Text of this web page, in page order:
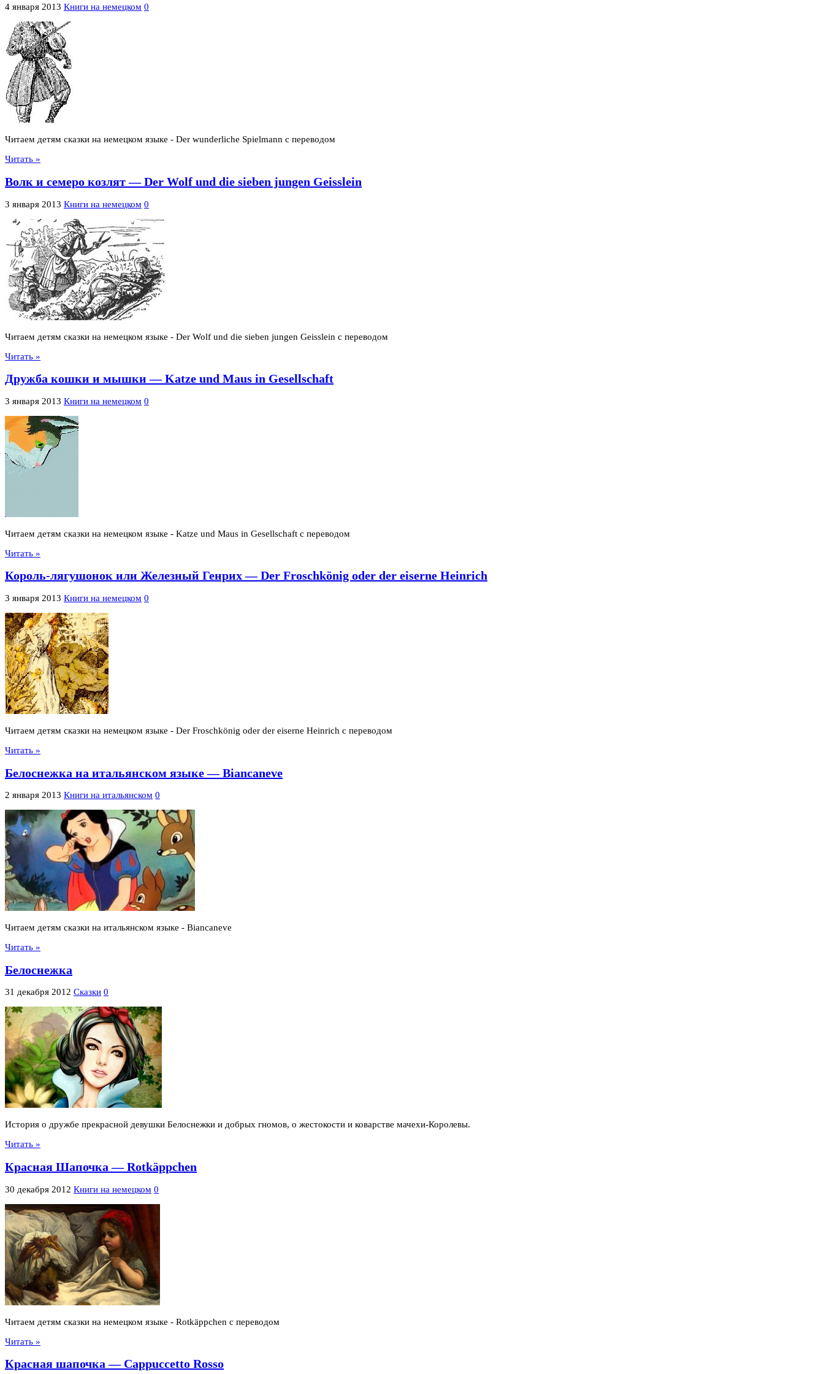
4 января 2013 Книги на немецком 0
Читаем детям сказки на немецком языке - Der wunderliche Spielmann с переводом
Читать »
Волк и семеро козлят — Der Wolf und die sieben jungen Geisslein
3 января 2013 Книги на немецком 0
Читаем детям сказки на немецком языке - Der Wolf und die sieben jungen Geisslein с переводом
Читать »
Дружба кошки и мышки — Katze und Maus in Gesellschaft
3 января 2013 Книги на немецком 0
Читаем детям сказки на немецком языке - Katze und Maus in Gesellschaft с переводом
Читать »
Король-лягушонок или Железный Генрих — Der Froschkönig oder der eiserne Heinrich
3 января 2013 Книги на немецком 0
Читаем детям сказки на немецком языке - Der Froschkönig oder der eiserne Heinrich с переводом
Читать »
Белоснежка на итальянском языке — Biancaneve
2 января 2013 Книги на итальянском 0
Читаем детям сказки на итальянском языке - Biancaneve
Читать »
Белоснежка
31 декабря 2012 Сказки 0
История о дружбе прекрасной девушки Белоснежки и добрых гномов, о жестокости и коварстве мачехи-Королевы.
Читать »
Красная Шапочка — Rotkäppchen
30 декабря 2012 Книги на немецком 0
Читаем детям сказки на немецком языке - Rotkäppchen с переводом
Читать »
Красная шапочка — Cappuccetto Rosso